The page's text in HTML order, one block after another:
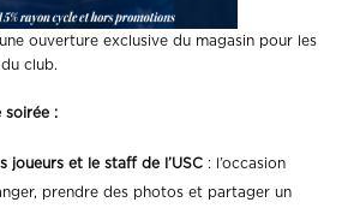
ouverture exclusive du magasin pour les
club.
soirée :
joueurs et le staff de l’USC : l’occasion
prendre des photos et partager un